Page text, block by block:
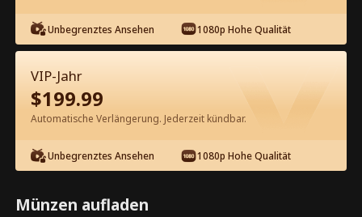
Episode 55 - Zwielichtromanze:
Blitzhochzeit mit dem erfahrenen
Tycoon Kompletter Film
0-49 50-79
55 56 58 59
Unbegrenztes Ansehen 1080p Hohe Qualität
VIP-Jahr
$199.99
Automatische Verlängerung. Jederzeit kündbar.
Unbegrenztes Ansehen 1080p Hohe Qualität
Münzen aufladen